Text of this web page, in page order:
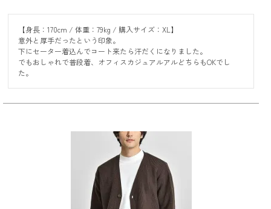
【身長：170cm / 体重：79kg / 購入サイズ：XL】
意外と厚手だったという印象。
下にセーター着込んでコート来たら汗だくになりました。
でもおしゃれで普段着、オフィスカジュアルアルどちらもOKでし
た。